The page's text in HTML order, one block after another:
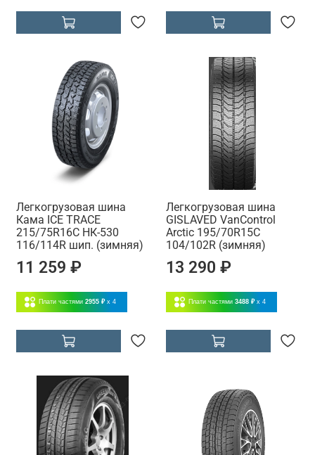
Легкогрузовая шина
Кама ICE TRACE
215/75R16С НК-530
116/114R шип. (зимняя)
11 259 ₽
Плати частями 2955 ₽ x 4
Легкогрузовая шина
GISLAVED VanControl
Arctic 195/70R15C
104/102R (зимняя)
13 290 ₽
Плати частями 3488 ₽ x 4